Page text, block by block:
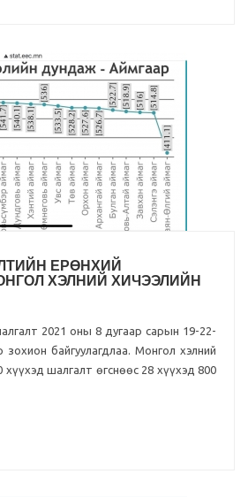
ЕРӨНХИЙ
ХЭЛНИЙ ХИЧЭЭЛИЙН
2021 оны 8 дугаар сарын 19-22-
байгуулагдлаа. Монгол хэлний
хүүхэд шалгалт өгснөөс 28 хүүхэд 800